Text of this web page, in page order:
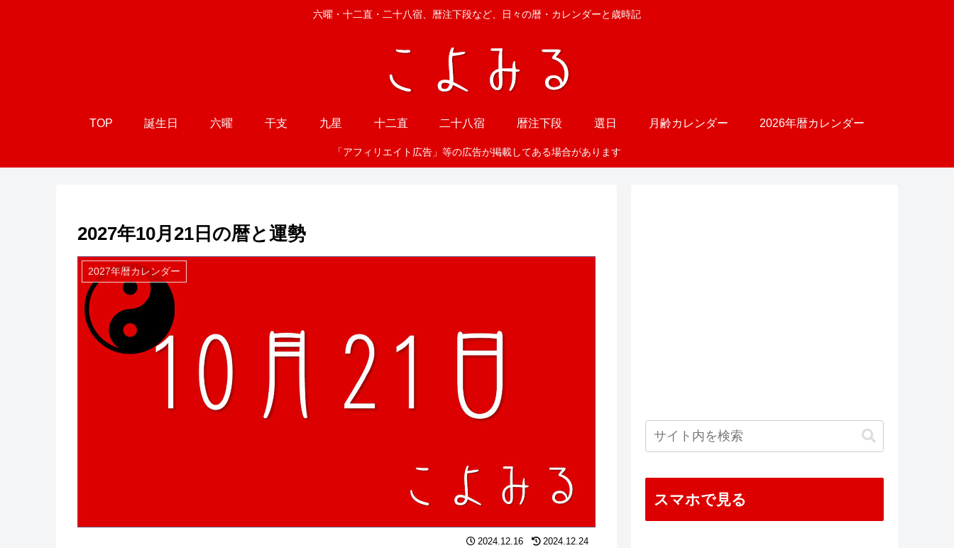
六曜・十二直・二十八宿、暦注下段など、日々の暦・カレンダーと歳時記
TOP 誕生日 六曜 干支 九星 十二直 二十八宿 暦注下段 選日 月齢カレンダー 2026年暦カレンダー
「アフィリエイト広告」等の広告が掲載してある場合があります
2027年10月21日の暦と運勢
2027年暦カレンダー
2024.12.16 2024.12.24
スマホで見る